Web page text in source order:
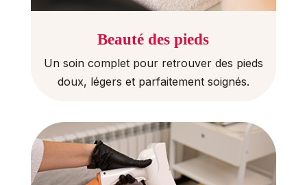
Beauté des pieds
Un soin complet pour retrouver des pieds
doux, légers et parfaitement soignés.